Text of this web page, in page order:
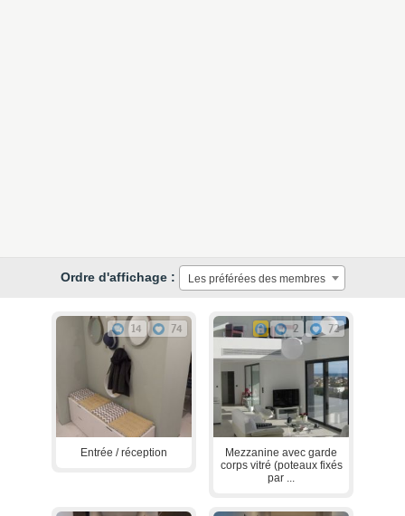
Ordre d'affichage : Les préférées des membres
14 74
Entrée / réception
2 72
Mezzanine avec garde
corps vitré (poteaux fixés
par ...